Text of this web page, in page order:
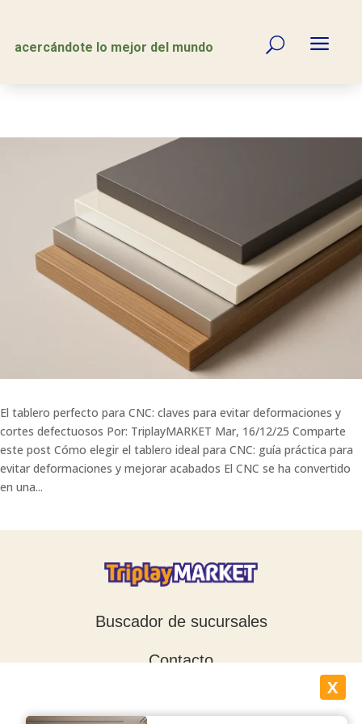
acercándote lo mejor del mundo U a
El tablero perfecto para CNC: claves para evitar deformaciones y
cortes defectuosos Por: TriplayMARKET Mar, 16/12/25 Comparte
este post Cómo elegir el tablero ideal para CNC: guía práctica para
evitar deformaciones y mejorar acabados El CNC se ha convertido
en una...
Buscador de sucursales
Contacto
X